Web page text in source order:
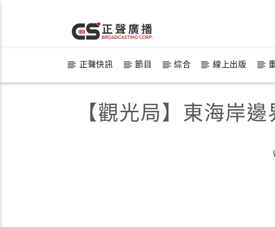
正聲快訊 節目 綜合 線上出版
【觀光局】東海岸